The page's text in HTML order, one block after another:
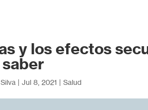
y los efectos
|Jul 8, 2021 |Salud